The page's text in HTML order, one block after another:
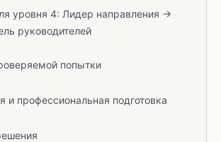
уровня 4: Лидер направления →
руководителей
попытки
и профессиональная подготовка